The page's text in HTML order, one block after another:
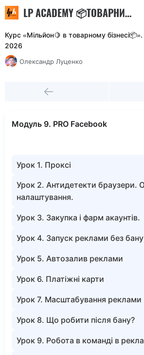
LP ACADEMY 📦ТОВАРНИЙ БІЗНЕС З 0 ДО РЕЗУЛЬТАТУ 🤑
Курс «Мільйон🍋 в товарному
2026
Олександр Луценко
Модуль 9. PRO Facebook
Урок 1. Проксі
Урок 2. Антидетекти браузери.
налаштування.
Урок 3. Закупка і фарм акаунтів.
Урок 4. Запуск реклами без бану
Урок 5. Автозалив реклами
Урок 6. Платіжні карти
Урок 7. Масштабування реклами
Урок 8. Що робити після бану?
Урок 9. Робота в команді в